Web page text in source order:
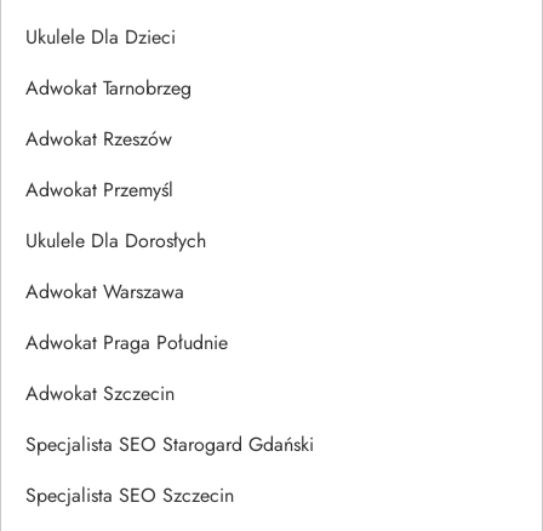
Ukulele Dla Dzieci
Adwokat Tarnobrzeg
Adwokat Rzeszów
Adwokat Przemyśl
Ukulele Dla Dorosłych
Adwokat Warszawa
Adwokat Praga Południe
Adwokat Szczecin
Specjalista SEO Starogard Gdański
Specjalista SEO Szczecin